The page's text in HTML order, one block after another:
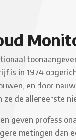
is in 1974
en door
ze de allereerste
geven
metingen dan